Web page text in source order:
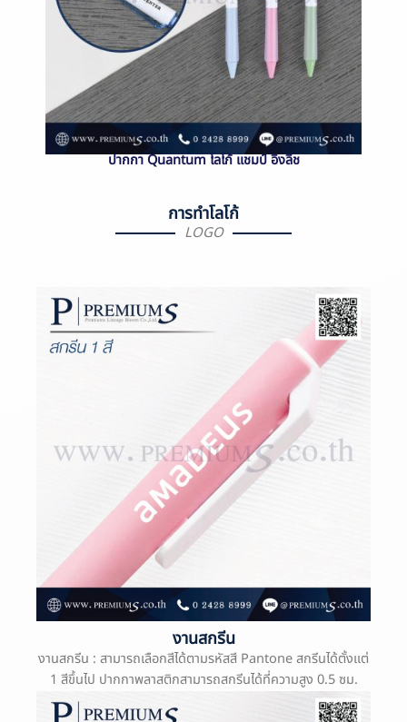
ปากกา Quantum โลโก้ แชมป์ อิงลิช
การทำโลโก้
LOGO
งานสกรีน
งานสกรีน : สามารถเลือกสีได้ตามรหัสสี Pantone สกรีนได้ตั้งแต่
1 สีขึ้นไป ปากกาพลาสติกสามารถสกรีนได้ที่ความสูง 0.5 ซม.